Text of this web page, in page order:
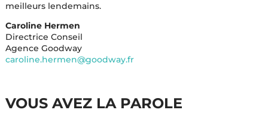
meilleurs lendemains.
Caroline Hermen
Directrice Conseil
Agence Goodway
caroline.hermen@goodway.fr
VOUS AVEZ LA PAROLE